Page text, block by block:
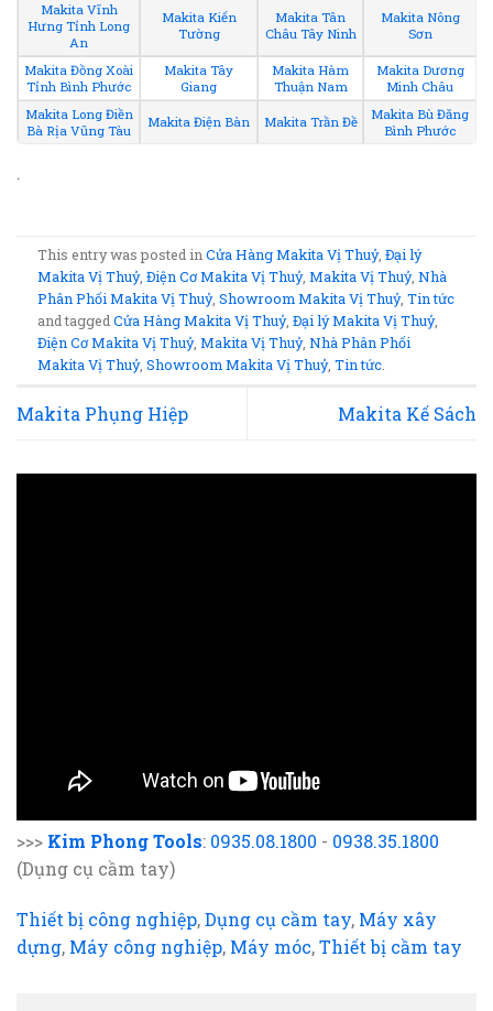
Makita Vĩnh
Hưng Tỉnh Long
An
Makita Kiến
Tường
Makita Tân
Châu Tây Ninh
Makita Nông
Sơn
Makita Đồng Xoài
Tỉnh Bình Phước
Makita Tây
Giang
Makita Hàm
Thuận Nam
Makita Dương
Minh Châu
Makita Long Điền
Bà Rịa Vũng Tàu
Makita Điện Bàn Makita Trần Đề
Makita Bù Đăng
Bình Phước
.
This entry was posted inCửa Hàng Makita Vị Thuỷ,Đại lý
Makita Vị Thuỷ,Điện Cơ Makita Vị Thuỷ,Makita Vị Thuỷ,Nhà
Phân Phối Makita Vị Thuỷ,Showroom Makita Vị Thuỷ,Tin tức
and taggedCửa Hàng Makita Vị Thuỷ,Đại lý Makita Vị Thuỷ,
Điện Cơ Makita Vị Thuỷ,Makita Vị Thuỷ,Nhà Phân Phối
Makita Vị Thuỷ,Showroom Makita Vị Thuỷ,Tin tức.
Makita Phụng Hiệp Makita Kế Sách
>>> Kim Phong Tools: 0935.08.1800 - 0938.35.1800
(Dụng cụ cầm tay)
Thiết bị công nghiệp,Dụng cụ cầm tay, Máy xây
dựng, Máy công nghiệp, Máy móc,Thiết bị cầm tay